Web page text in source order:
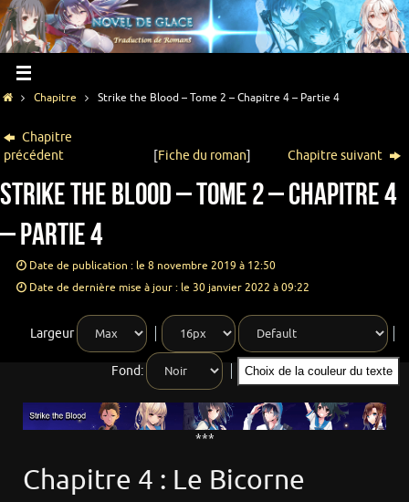
Chapitre Strike the Blood – Tome 2 – Chapitre 4 – Partie 4
Chapitre
précédent
[Fiche du roman] Chapitre suivant
Strike the Blood – Tome 2 – Chapitre 4
– Partie 4
Date de publication : le 8 novembre 2019 à 12:50
Date de dernière mise à jour : le 30 janvier 2022 à 09:22
Largeur
Fond: Choix de la couleur du texte
***
Chapitre 4 : Le Bicorne